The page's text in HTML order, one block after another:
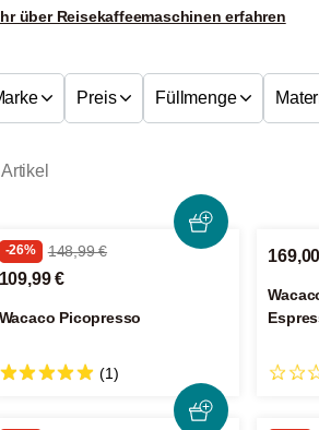
über Reisekaffeemaschinen erfahren
Preis Füllmenge
-26% 148,99 €
€
Picopresso
(1)